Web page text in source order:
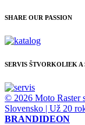
SHARE OUR PASSION
SERVIS ŠTVORKOLIEK A
© 2026 Moto Raster
Slovensko | Už 20
BRANDIDEON